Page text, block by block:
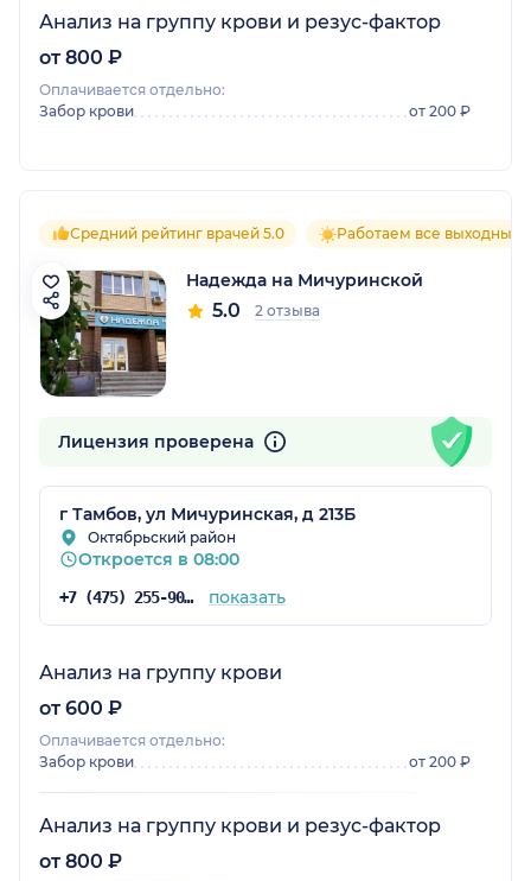
Анализ на группу крови и резус-фактор
от 800 ₽
Оплачивается отдельно:
Забор крови
от 200 ₽
Средний рейтинг врачей 5.0 Работаем все выходные
Надежда на Мичуринской
5.0 2 отзыва
Лицензия проверена
г Тамбов, ул Мичуринская, д 213Б
Октябрьский район
Откроется в 08:00
+7 (475) 255-90-99 показать
Анализ на группу крови
от 600 ₽
Оплачивается отдельно:
Забор крови
от 200 ₽
Анализ на группу крови и резус-фактор
от 800 ₽